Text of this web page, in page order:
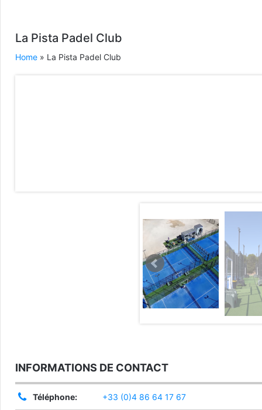
La Pista Padel Club
Home » La Pista Padel Club
INFORMATIONS DE CONTACT
Téléphone: +33 (0)4 86 64 17 67